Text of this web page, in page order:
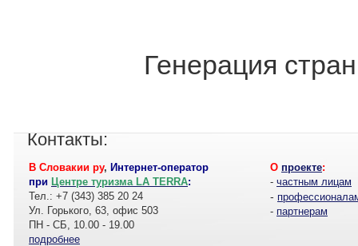
Генерация
Контакты:
В Словакии ру, Интернет-оператор
при Центре туризма LA TERRA:
Тел.: +7 (343) 385 20 24
Ул. Горького, 63, офис 503
ПН - СБ, 10.00 - 19.00
подробнее
О проекте:
- частным лицам
-
- партнерам